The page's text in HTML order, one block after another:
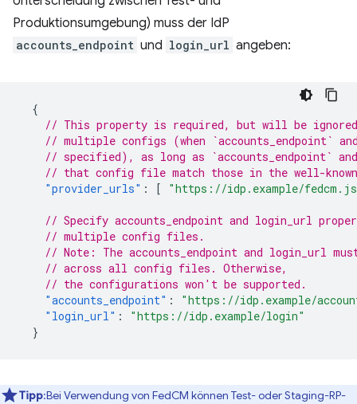
Produktionsumgebung) muss der IdP
accounts_endpoint und login_url angeben:
{
// This property is required, but will be ignored
// multiple configs (when `accounts_endpoint`
// specified), as long as `accounts_endpoint`
// that config file match those in the well-
"provider_urls" : [ "https://idp.example/
// Specify accounts_endpoint and login_url
// multiple config files.
// Note: The accounts_endpoint and login_url
// across all config files. Otherwise,
// the configurations won't be supported.
"accounts_endpoint" :
"https://idp.example/
"login_url" :
"https://idp.example/login"
}
Tipp:Bei Verwendung von FedCM können Test- oder Staging-RP-